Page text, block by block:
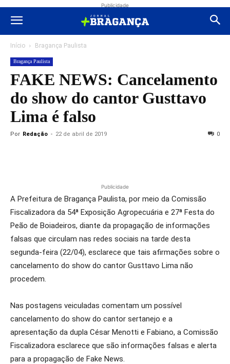
Publicidade
Início Bragança Paulista
Bragança Paulista
FAKE NEWS: Cancelamento
do show do cantor Gusttavo
Lima é falso
Por Redação - 22 de abril de 2019 0
Publicidade
A Prefeitura de Bragança Paulista, por meio da Comissão
Fiscalizadora da 54ª Exposição Agropecuária e 27ª Festa do
Peão de Boiadeiros, diante da propagação de informações
falsas que circulam nas redes sociais na tarde desta
segunda-feira (22/04), esclarece que tais afirmações sobre o
cancelamento do show do cantor Gusttavo Lima não
procedem.
Nas postagens veiculadas comentam um possível
cancelamento do show do cantor sertanejo e a
apresentação da dupla César Menotti e Fabiano, a Comissão
Fiscalizadora esclarece que são informações falsas e alerta
para a propagação de Fake News.